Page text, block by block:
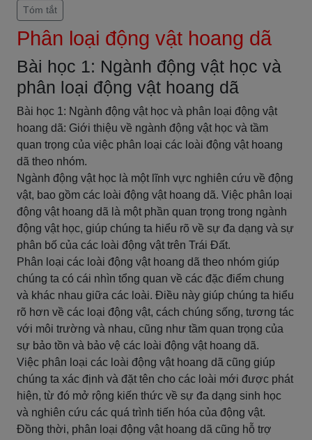
Tóm tắt
Phân loại động vật hoang dã
Bài học 1: Ngành động vật học và
phân loại động vật hoang dã
Bài học 1: Ngành động vật học và phân loại động vật
hoang dã: Giới thiệu về ngành động vật học và tầm
quan trọng của việc phân loại các loài động vật hoang
dã theo nhóm.
Ngành động vật học là một lĩnh vực nghiên cứu về động
vật, bao gồm các loài động vật hoang dã. Việc phân loại
động vật hoang dã là một phần quan trọng trong ngành
động vật học, giúp chúng ta hiểu rõ về sự đa dạng và sự
phân bố của các loài động vật trên Trái Đất.
Phân loại các loài động vật hoang dã theo nhóm giúp
chúng ta có cái nhìn tổng quan về các đặc điểm chung
và khác nhau giữa các loài. Điều này giúp chúng ta hiểu
rõ hơn về các loại động vật, cách chúng sống, tương tác
với môi trường và nhau, cũng như tầm quan trọng của
sự bảo tồn và bảo vệ các loài động vật hoang dã.
Việc phân loại các loài động vật hoang dã cũng giúp
chúng ta xác định và đặt tên cho các loài mới được phát
hiện, từ đó mở rộng kiến thức về sự đa dạng sinh học
và nghiên cứu các quá trình tiến hóa của động vật.
Đồng thời, phân loại động vật hoang dã cũng hỗ trợ